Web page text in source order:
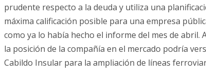
prudente respecto a la deuda y utiliza una
máxima calificación posible para una empresa
como ya lo había hecho el informe del mes de abril.
la posición de la compañía en el mercado podría
Cabildo Insular para la ampliación de líneas